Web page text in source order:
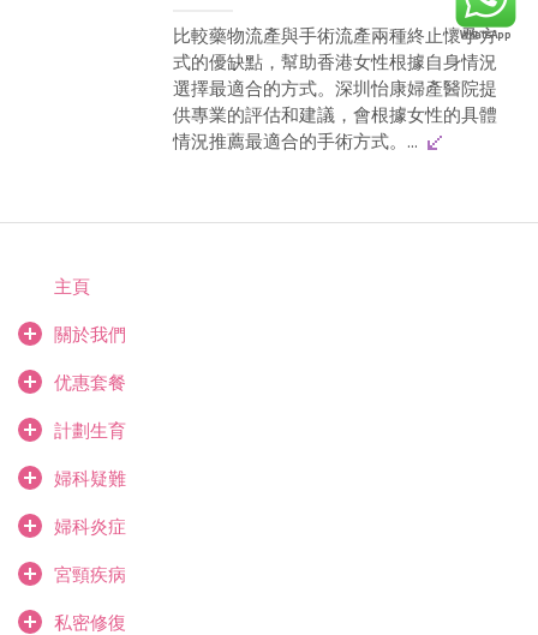
比較藥物流產與手術流產兩種終止懷孕方
式的優缺點，幫助香港女性根據自身情況
選擇最適合的方式。深圳怡康婦產醫院提
供專業的評估和建議，會根據女性的具體
情況推薦最適合的手術方式。...
主頁
關於我們
优惠套餐
計劃生育
婦科疑難
婦科炎症
宮頸疾病
私密修復